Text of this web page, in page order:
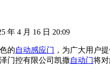
年 4 月 16 日 20:09
的自动感应门 ，为广大用户
门控有限公司凯撒自动门将对